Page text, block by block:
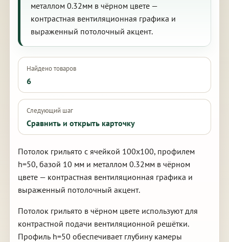
металлом 0.32мм в чёрном цвете —
контрастная вентиляционная графика и
выраженный потолочный акцент.
Найдено товаров
6
Следующий шаг
Сравнить и открыть карточку
Потолок грильято с ячейкой 100х100, профилем
h=50, базой 10 мм и металлом 0.32мм в чёрном
цвете — контрастная вентиляционная графика и
выраженный потолочный акцент.
Потолок грильято в чёрном цвете используют для
контрастной подачи вентиляционной решётки.
Профиль h=50 обеспечивает глубину камеры